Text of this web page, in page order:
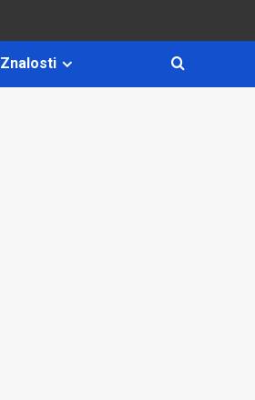
Znalosti